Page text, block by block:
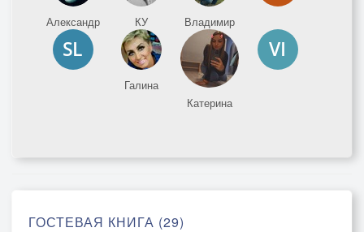
Александр КУ Владимир
Галина
Катерина
ГОСТЕВАЯ КНИГА (29)